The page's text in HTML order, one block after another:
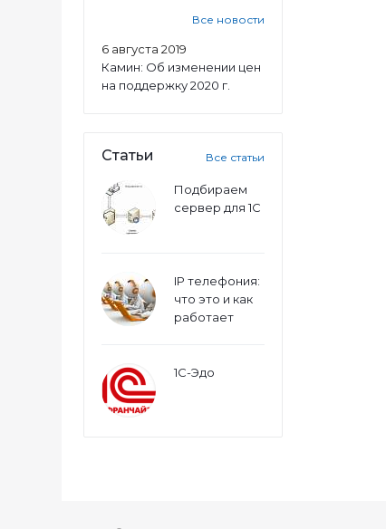
Все новости
6 августа 2019
Камин: Об изменении цен
на поддержку 2020 г.
Статьи Все статьи
Подбираем
сервер для 1С
IP телефония:
что это и как
работает
1С-Эдо